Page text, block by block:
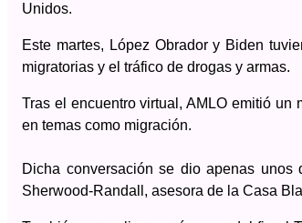
Unidos.
Este martes, López Obrador y Biden
migratorias y el tráfico de drogas y armas.
Tras el encuentro virtual, AMLO emitió
en temas como migración.
Dicha conversación se dio apenas
Sherwood-Randall, asesora de la Casa